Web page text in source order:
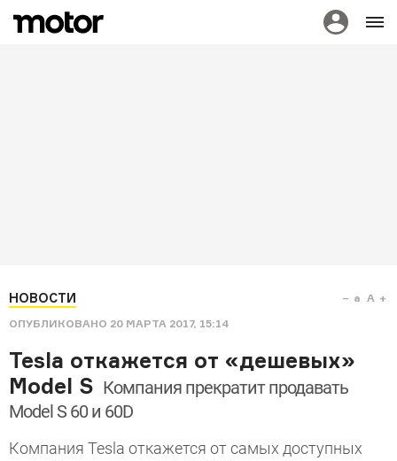
НОВОСТИ
ОПУБЛИКОВАНО 20 МАРТА 2017, 15:14
a A
Tesla откажется от «дешевых»
Model S Компания прекратит продавать
Model S 60 и 60D
Компания Tesla откажется от самых доступных